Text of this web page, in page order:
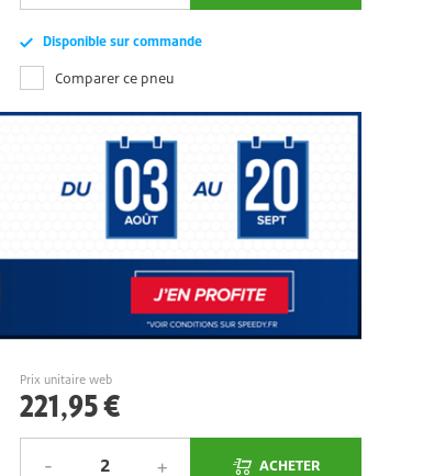
Disponible sur commande
Comparer ce pneu
Prix unitaire web
221,95 €
ACHETER